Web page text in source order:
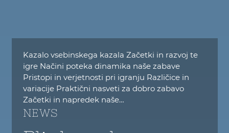
Kazalo vsebinskega kazala Začetki in razvoj te
igre Načini poteka dinamika naše zabave
Pristopi in verjetnosti pri igranju Različice in
variacije Praktični nasveti za dobro zabavo
Začetki in napredek naše…
NEWS